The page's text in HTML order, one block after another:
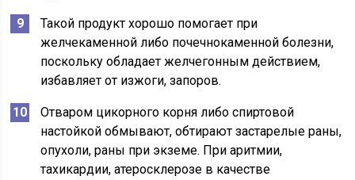
Такой продукт хорошо помогает при
желчекаменной либо почечнокаменной болезни,
поскольку обладает желчегонным действием,
избавляет от изжоги, запоров.
Отваром цикорного корня либо спиртовой
настойкой обмывают, обтирают застарелые раны,
опухоли, раны при экземе. При аритмии,
тахикардии, атеросклерозе в качестве